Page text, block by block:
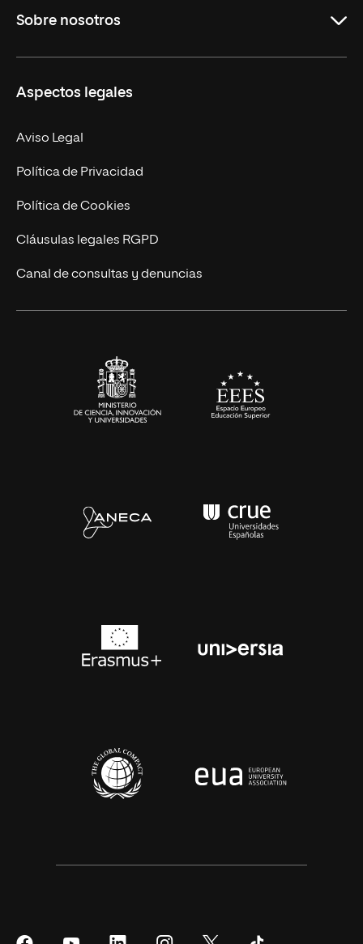
Másteres Oficiales
Másteres Propios
Doctorados
Experto Universitario
Postgrados
Cursos Universitarios
Sobre nosotros
Facultades
Nuestro Equipo
Trabaja en UNIR
Actualidad
UNIR Revista
Eventos
Aspectos legales
Aviso Legal
Política de Privacidad
Política de Cookies
Cláusulas legales RGPD
Canal de consultas y denuncias
SíguenosSíguenos SíguenosSíguenos Síguenos